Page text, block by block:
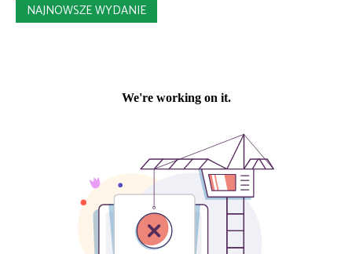
NAJNOWSZE WYDANIE